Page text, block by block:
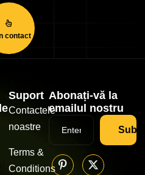
contact
Suport
Contactele
noastre
Terms &
Conditions
Abonați-vă la
emailul nostru